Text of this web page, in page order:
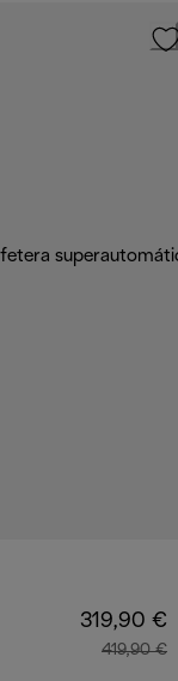
319,90 €
419,90 €